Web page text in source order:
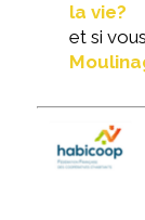
la vie?
et si